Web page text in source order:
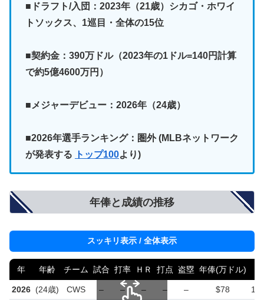
■ドラフト/入団：2023年（21歳）シカゴ・ホワイ
トソックス、1巡目・全体の15位
■契約金：390万ドル（2023年の1ドル=140円計算
で約5億4600万円）
■メジャーデビュー：2026年（24歳）
■2026年選手ランキング：圏外 (MLBネットワーク
が発表する
トップ100より)
年俸と成績の推移
スッキリ表示 / 全体表示
年 年齢 チーム 試合 打率 ＨＲ 打点 盗塁 年俸(万ドル)
2026 (24歳) CWS – – – – – $78 1